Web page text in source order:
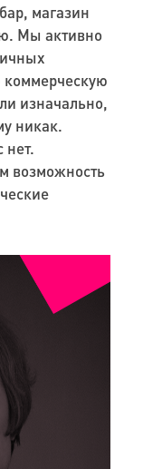
магазин
Мы активно
коммерческую
изначально,
никак.
нет.
возможность